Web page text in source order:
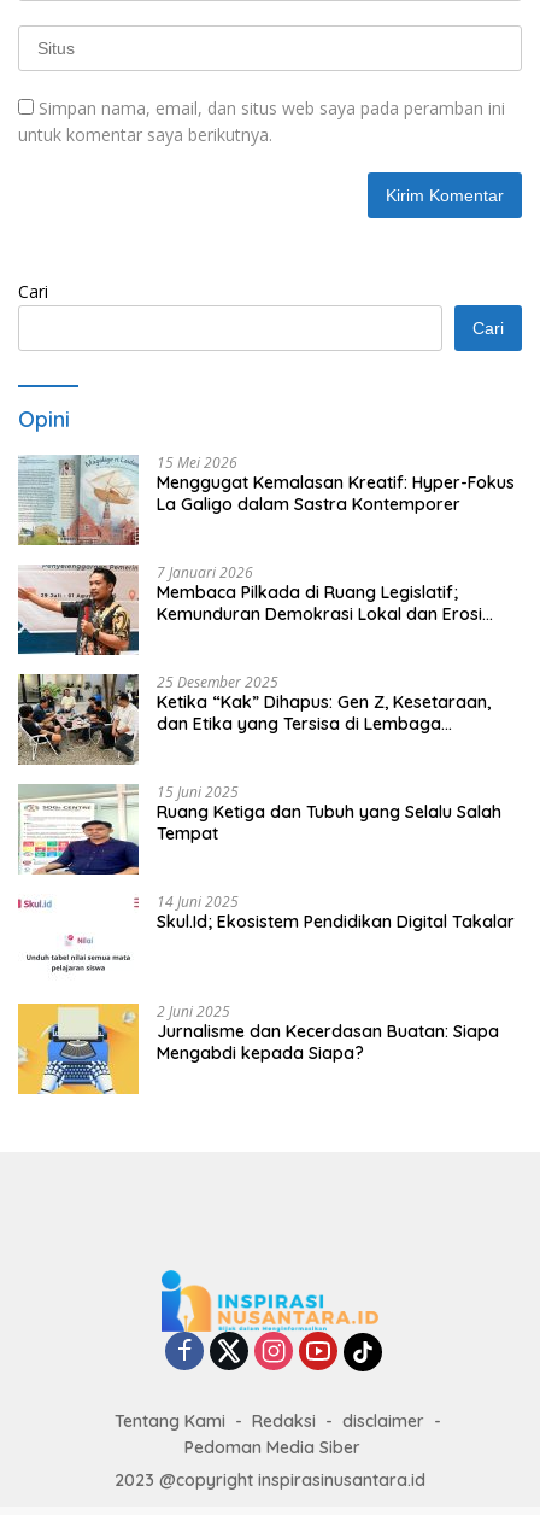
Simpan nama, email, dan situs web saya pada peramban ini
untuk komentar saya berikutnya.
Cari
Cari
Opini
15 Mei 2026
Menggugat Kemalasan Kreatif: Hyper-Fokus
La Galigo dalam Sastra Kontemporer
7 Januari 2026
Membaca Pilkada di Ruang Legislatif;
Kemunduran Demokrasi Lokal dan Erosi
25 Desember 2025
Ketika “Kak” Dihapus: Gen Z, Kesetaraan,
dan Etika yang Tersisa di Lembaga
15 Juni 2025
Ruang Ketiga dan Tubuh yang Selalu Salah
Tempat
14 Juni 2025
Skul.Id; Ekosistem Pendidikan Digital Takalar
2 Juni 2025
Jurnalisme dan Kecerdasan Buatan: Siapa
Mengabdi kepada Siapa?
Tentang Kami Redaksi
disclaimer
Pedoman Media Siber
2023 @copyright inspirasinusantara.id